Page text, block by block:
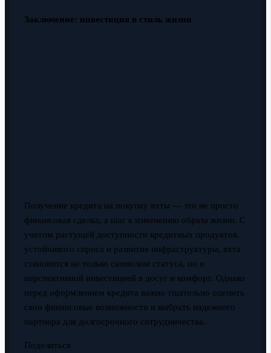
Заключение: инвестиция в стиль жизни
Получение кредита на покупку яхты — это не просто
финансовая сделка, а шаг к изменению образа жизни. С
учетом растущей доступности кредитных продуктов,
устойчивого спроса и развития инфраструктуры, яхта
становится не только символом статуса, но и
перспективной инвестицией в досуг и комфорт. Однако
перед оформлением кредита важно тщательно оценить
свои финансовые возможности и выбрать надежного
партнера для долгосрочного сотрудничества.
Поделиться